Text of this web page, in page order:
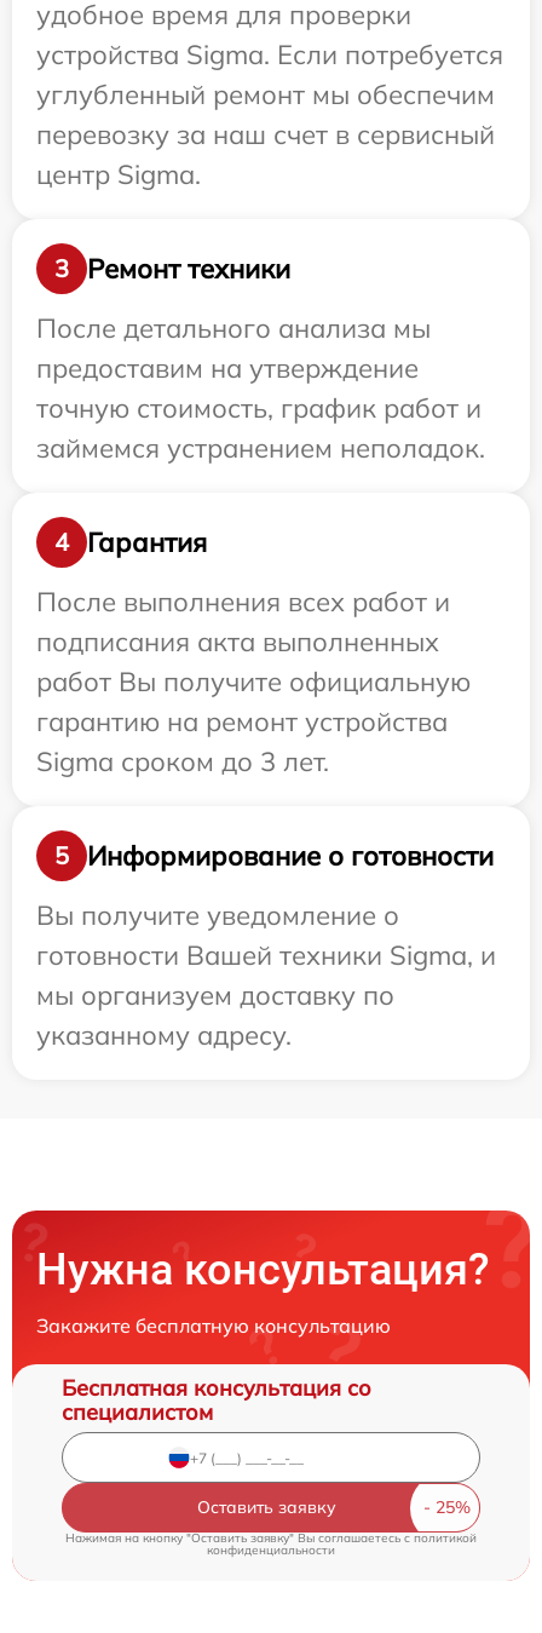
удобное время для проверки
устройства Sigma. Если потребуется
углубленный ремонт мы обеспечим
перевозку за наш счет в сервисный
центр Sigma.
3
Ремонт техники
После детального анализа мы
предоставим на утверждение
точную стоимость, график работ и
займемся устранением неполадок.
4
Гарантия
После выполнения всех работ и
подписания акта выполненных
работ Вы получите официальную
гарантию на ремонт устройства
Sigma сроком до 3 лет.
5
Информирование о готовности
Вы получите уведомление о
готовности Вашей техники Sigma, и
мы организуем доставку по
указанному адресу.
Нужна консультация?
Закажите бесплатную консультацию
Бесплатная консультация со
специалистом
Оставить заявку
Нажимая на кнопку "Оставить заявку" Вы соглашаетесь c политикой
конфиденциальности